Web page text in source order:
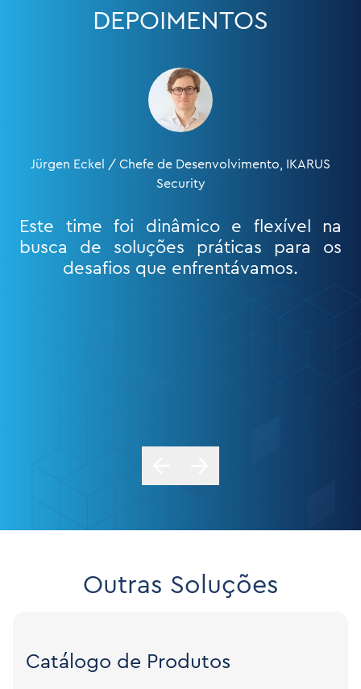
DEPOIMENTOS
Sari Törmälä / Diretor Executivo de Relações com
Clientes da MPY
Meu gerente de conta me apresentou
à Modirum Platforms (Cloudriven), e
com apenas algumas reuniões remotas,
Outras Soluções
Catálogo de Produtos